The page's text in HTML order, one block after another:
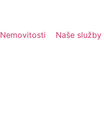
Nemovitosti Naše služby